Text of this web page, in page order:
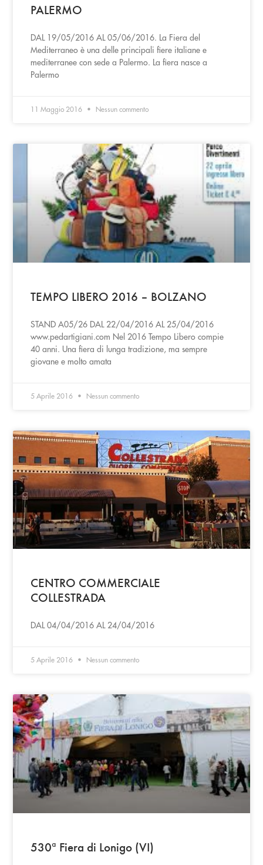
PALERMO
DAL 19/05/2016 AL 05/06/2016. La Fiera del
Mediterraneo è una delle principali fiere italiane e
mediterranee con sede a Palermo. La fiera nasce a
Palermo
11 Maggio 2016 Nessun commento
TEMPO LIBERO 2016 – BOLZANO
STAND A05/26 DAL 22/04/2016 AL 25/04/2016
www.pedartigiani.com Nel 2016 Tempo Libero compie
40 anni. Una fiera di lunga tradizione, ma sempre
giovane e molto amata
5 Aprile 2016 Nessun commento
CENTRO COMMERCIALE
COLLESTRADA
DAL 04/04/2016 AL 24/04/2016
5 Aprile 2016 Nessun commento
530ª Fiera di Lonigo (VI)